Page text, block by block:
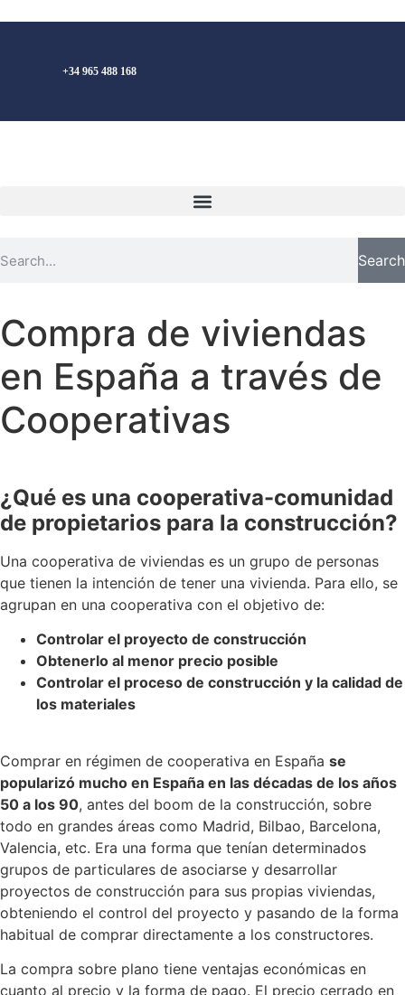
+34 965 488 168
Search
Compra de viviendas
en España a través de
Cooperativas
¿Qué es una cooperativa-comunidad
de propietarios para la construcción?
Una cooperativa de viviendas es un grupo de personas
que tienen la intención de tener una vivienda. Para ello, se
agrupan en una cooperativa con el objetivo de:
Controlar el proyecto de construcción
Obtenerlo al menor precio posible
Controlar el proceso de construcción y la calidad de
los materiales
Comprar en régimen de cooperativa en España se
popularizó mucho en España en las décadas de los años
50 a los 90, antes del boom de la construcción, sobre
todo en grandes áreas como Madrid, Bilbao, Barcelona,
Valencia, etc. Era una forma que tenían determinados
grupos de particulares de asociarse y desarrollar
proyectos de construcción para sus propias viviendas,
obteniendo el control del proyecto y pasando de la forma
habitual de comprar directamente a los constructores.
La compra sobre plano tiene ventajas económicas en
cuanto al precio y la forma de pago. El precio cerrado en